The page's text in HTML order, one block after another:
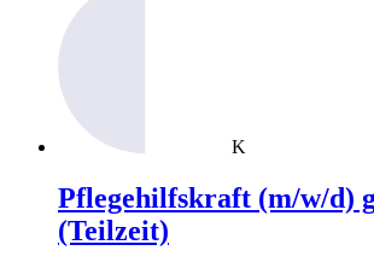
K
Pflegehilfskraft (m/w/d)
(Teilzeit)